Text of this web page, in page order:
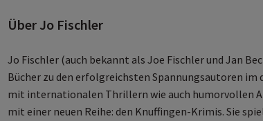
Über Jo Fischler
Jo Fischler (auch bekannt als Joe Fischler und Jan
Bücher zu den erfolgreichsten Spannungsautoren im
mit internationalen Thrillern wie auch humorvollen
mit einer neuen Reihe: den Knuffingen-Krimis. Sie